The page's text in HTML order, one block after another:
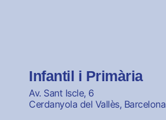
Infantil i Primària
Av. Sant Iscle, 6
Cerdanyola del Vallès, Barcelona